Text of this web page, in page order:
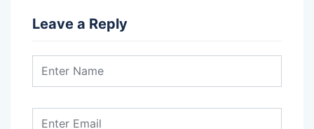
Leave a Reply